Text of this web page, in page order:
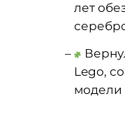
лет
Lego,
модели